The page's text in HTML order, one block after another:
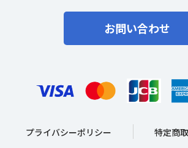
お問い合わせ
プライバシーポリシー 特定商